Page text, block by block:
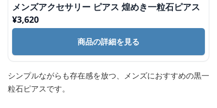
メンズアクセサリー ピアス 煌めき一粒石ピアス
¥3,620
商品の詳細を見る
シンプルながらも存在感を放つ、メンズにおすすめの黒一
粒石ピアスです。